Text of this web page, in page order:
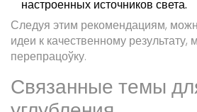
настроенных источников света.
Следуя этим рекомендациям,
идеи к качественному результату,
перепрацоўку.
Связанные темы